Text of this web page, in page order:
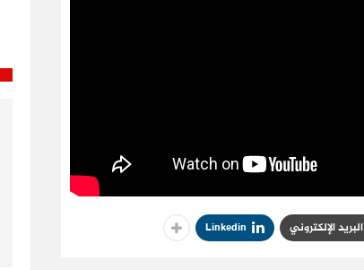
البريد الإلكتروني Linkedin